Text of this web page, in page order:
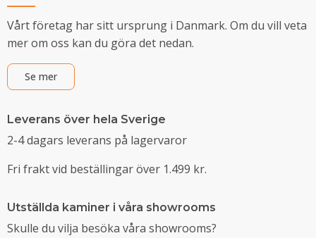
Vårt företag har sitt ursprung i Danmark. Om du vill veta
mer om oss kan du göra det nedan.
Se mer
Leverans över hela Sverige
2-4 dagars leverans på lagervaror
Fri frakt vid beställingar över 1.499 kr.
Utställda kaminer i våra showrooms
Skulle du vilja besöka våra showrooms?